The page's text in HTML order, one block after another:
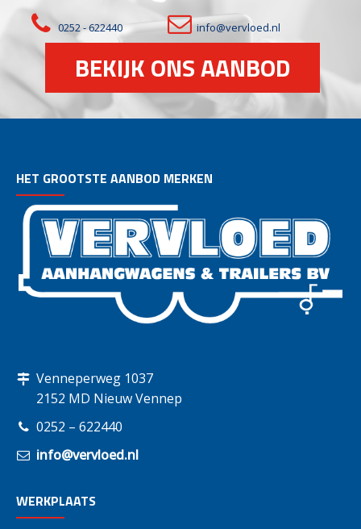
0252 - 622440 info@vervloed.nl
BEKIJK ONS AANBOD
HET GROOTSTE AANBOD MERKEN
Venneperweg 1037
2152 MD Nieuw Vennep
0252 – 622440
info@vervloed.nl
WERKPLAATS